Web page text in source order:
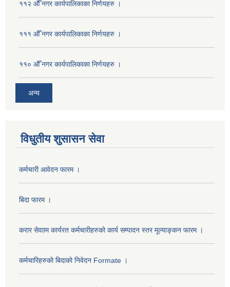
११२ औँ नगर कार्यपालिकाका निर्णयहरु ।
१११ औँ नगर कार्यपालिकाका निर्णयहरु ।
११० औँ नगर कार्यपालिकाका निर्णयहरु ।
अन्य
विधुतीय शुसासन सेवा
कर्मचारी आवेदन फारम ।
बिदा फारम ।
करार सेवााम कार्यरत कर्मचारीहरुको कार्य सम्पादन स्तर मूल्याङ्कन फारम ।
कर्मचारिहरुको बिदाको निवेदन Formate ।